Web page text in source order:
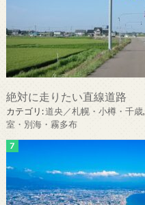
絶対に走りたい直線道路
カテゴリ:道央／札幌・小樽・千歳,
室・別海・霧多布